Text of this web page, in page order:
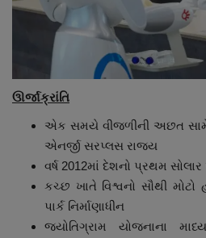
ઊર્જાક્રાંતિ
એક સમયે વીજળીની અછત
એનર્જી સરપ્લસ રાજ્ય
વર્ષ 2012માં દેશનો પ્રથમ
કચ્છ ખાતે વિશ્વનો સૌથી
પાર્ક નિર્માણાધીન
જ્યોતિગ્રામ યોજનાના